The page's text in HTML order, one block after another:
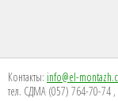
Контакты: info@el-
тел. СДМА (057) 764-70-74